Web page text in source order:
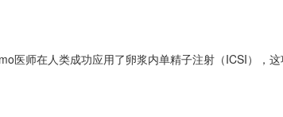
医师在人类成功应用了卵浆内单精子注射（ICSI），